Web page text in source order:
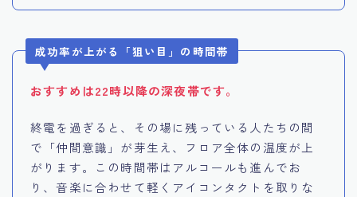
成功率が上がる「狙い目」の時間帯
おすすめは22時以降の深夜帯です。
終電を過ぎると、その場に残っている人たちの間
で「仲間意識」が芽生え、フロア全体の温度が上
がります。この時間帯はアルコールも進んでお
り、音楽に合わせて軽くアイコンタクトを取りな